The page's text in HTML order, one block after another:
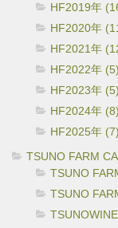
HF2019年
HF2020年
HF2021年
HF2022年 (5)
HF2023年 (5)
HF2024年 (8)
HF2025年 (7)
TSUNO FARM
TSUNO
TSUNO